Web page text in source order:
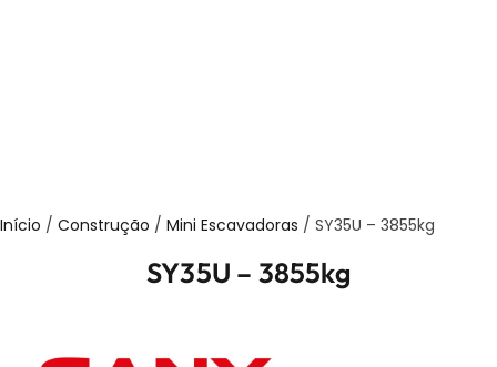
Início / Construção / Mini Escavadoras / SY35U – 3855kg
SY35U – 3855kg